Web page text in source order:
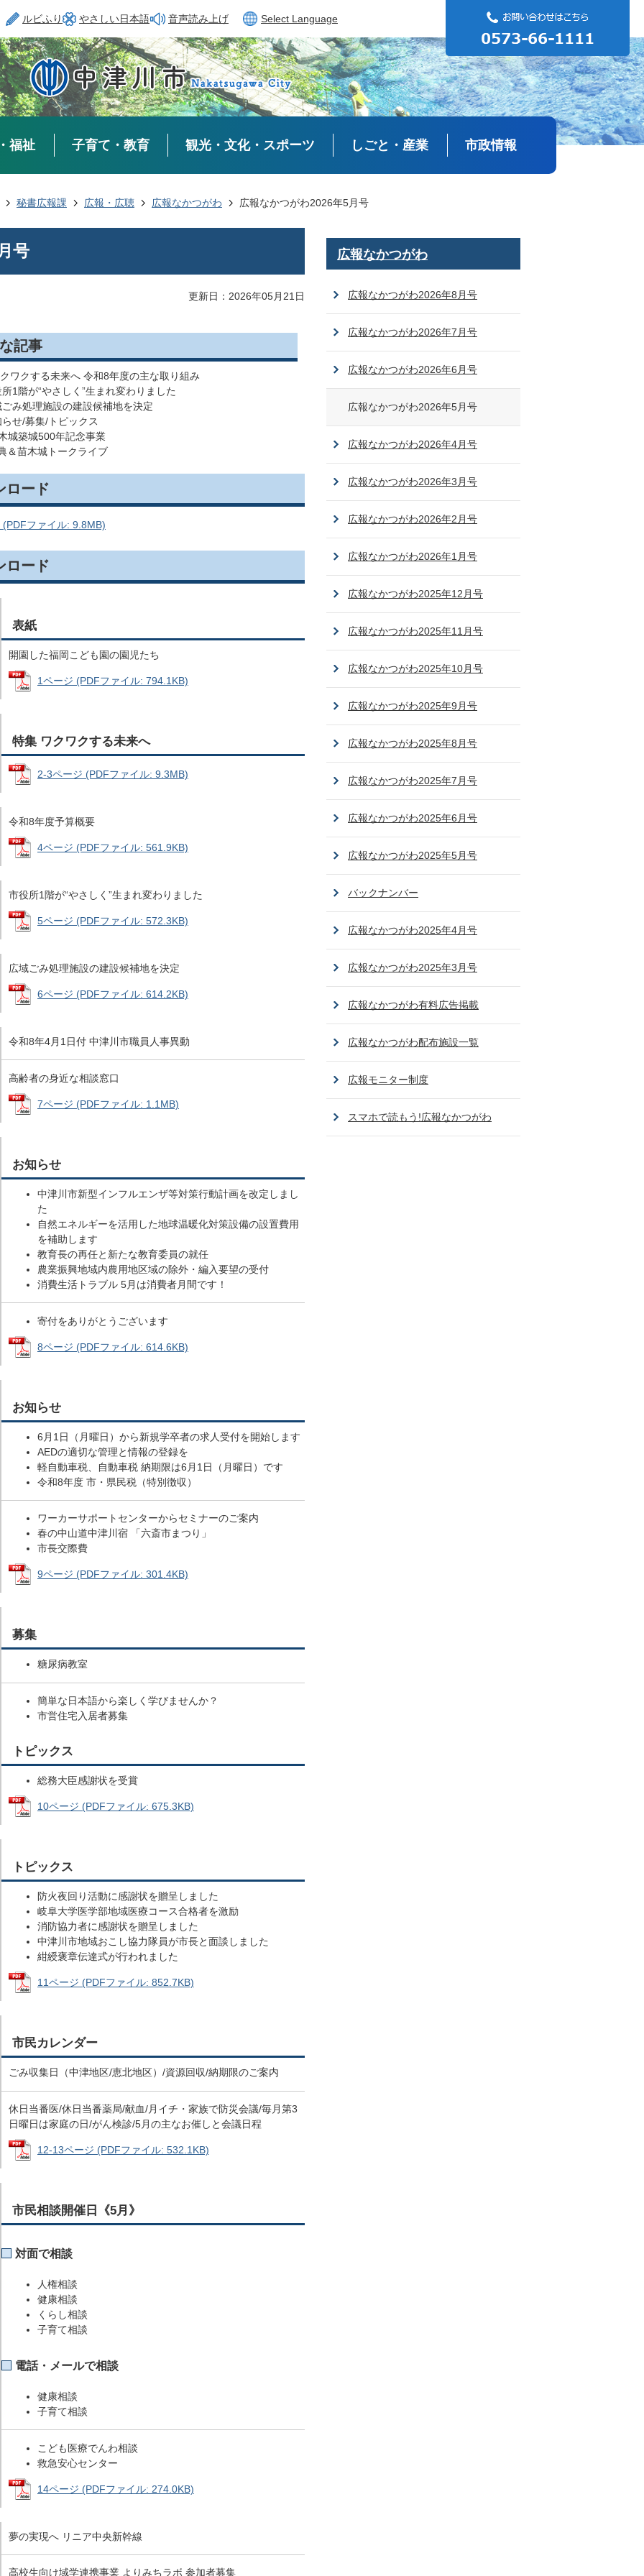
ルビふり やさしい日本語 音声読み上げ Select Language
福祉 子育て・教育 観光・文化・スポーツ しごと・産業 市政情報
秘書広報課 広報・広聴 広報なかつがわ 広報なかつがわ2026年5月号
号
更新日：2026年05月21日
記事
ワクする未来へ 令和8年度の主な取り組み
1階が“やさしく”生まれ変わりました
み処理施設の建設候補地を決定
せ/募集/トピックス
城築城500年記念事業
＆苗木城トークライブ
ロード
(PDFファイル: 9.8MB)
ロード
表紙
開園した福岡こども園の園児たち
1ページ (PDFファイル: 794.1KB)
特集 ワクワクする未来へ
2-3ページ (PDFファイル: 9.3MB)
令和8年度予算概要
4ページ (PDFファイル: 561.9KB)
市役所1階が“やさしく”生まれ変わりました
5ページ (PDFファイル: 572.3KB)
広域ごみ処理施設の建設候補地を決定
6ページ (PDFファイル: 614.2KB)
令和8年4月1日付 中津川市職員人事異動
高齢者の身近な相談窓口
7ページ (PDFファイル: 1.1MB)
お知らせ
中津川市新型インフルエンザ等対策行動計画を改定しまし
た
自然エネルギーを活用した地球温暖化対策設備の設置費用
を補助します
教育長の再任と新たな教育委員の就任
農業振興地域内農用地区域の除外・編入要望の受付
消費生活トラブル 5月は消費者月間です！
寄付をありがとうございます
8ページ (PDFファイル: 614.6KB)
お知らせ
6月1日（月曜日）から新規学卒者の求人受付を開始します
AEDの適切な管理と情報の登録を
軽自動車税、自動車税 納期限は6月1日（月曜日）です
令和8年度 市・県民税（特別徴収）
ワーカーサポートセンターからセミナーのご案内
春の中山道中津川宿 「六斎市まつり」
市長交際費
9ページ (PDFファイル: 301.4KB)
募集
糖尿病教室
簡単な日本語から楽しく学びませんか？
市営住宅入居者募集
トピックス
総務大臣感謝状を受賞
10ページ (PDFファイル: 675.3KB)
トピックス
防火夜回り活動に感謝状を贈呈しました
岐阜大学医学部地域医療コース合格者を激励
消防協力者に感謝状を贈呈しました
中津川市地域おこし協力隊員が市長と面談しました
紺綬褒章伝達式が行われました
11ページ (PDFファイル: 852.7KB)
市民カレンダー
ごみ収集日（中津地区/恵北地区）/資源回収/納期限のご案内
休日当番医/休日当番薬局/献血/月イチ・家族で防災会議/毎月第3
日曜日は家庭の日/がん検診/5月の主なお催しと会議日程
12-13ページ (PDFファイル: 532.1KB)
市民相談開催日《5月》
対面で相談
人権相談
健康相談
くらし相談
子育て相談
電話・メールで相談
健康相談
子育て相談
こども医療でんわ相談
救急安心センター
14ページ (PDFファイル: 274.0KB)
夢の実現へ リニア中央新幹線
高校生向け域学連携事業 よりみちラボ 参加者募集
広報なかつがわ
広報なかつがわ2026年8月号
広報なかつがわ2026年7月号
広報なかつがわ2026年6月号
広報なかつがわ2026年5月号
広報なかつがわ2026年4月号
広報なかつがわ2026年3月号
広報なかつがわ2026年2月号
広報なかつがわ2026年1月号
広報なかつがわ2025年12月号
広報なかつがわ2025年11月号
広報なかつがわ2025年10月号
広報なかつがわ2025年9月号
広報なかつがわ2025年8月号
広報なかつがわ2025年7月号
広報なかつがわ2025年6月号
広報なかつがわ2025年5月号
バックナンバー
広報なかつがわ2025年4月号
広報なかつがわ2025年3月号
広報なかつがわ有料広告掲載
広報なかつがわ配布施設一覧
広報モニター制度
スマホで読もう!広報なかつがわ